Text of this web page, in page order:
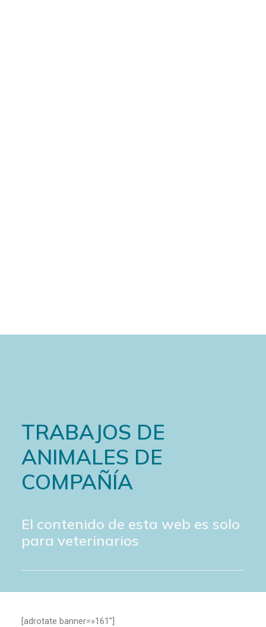
TRABAJOS DE
ANIMALES DE
COMPAÑÍA
El contenido de esta web es solo
para veterinarios
[adrotate banner=»161″]